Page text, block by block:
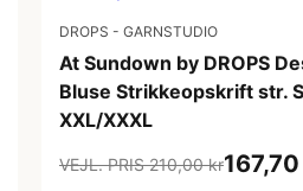
DROPS - GARNSTUDIO
At Sundown by DROPS
Bluse Strikkeopskrift str.
XXL/XXXL
VEJL. PRIS 210,00 kr